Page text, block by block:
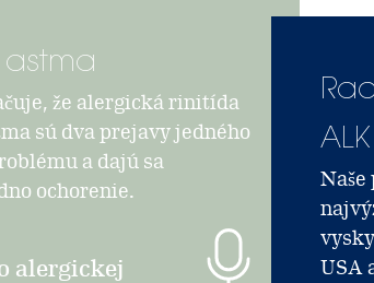
že alergická rinitída
sú dva prejavy jedného
a dajú sa
ochorenie.
alergickej
ALK
USA